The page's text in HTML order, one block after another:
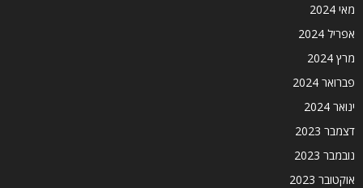
מאי 2024
אפריל 2024
מרץ 2024
פברואר 2024
ינואר 2024
דצמבר 2023
נובמבר 2023
אוקטובר 2023